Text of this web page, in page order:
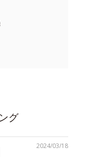
グ
2024/03/18